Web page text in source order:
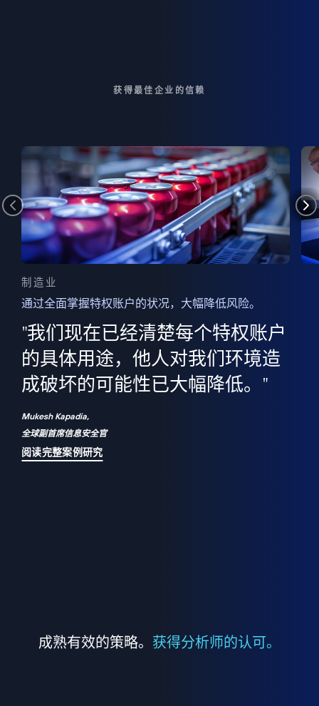
获得最佳企业的信赖
制造业
通过全面掌握特权账户的状况，大幅降低风险。
"我们现在已经清楚每个特权账户
的具体用途，他人对我们环境造
成破坏的可能性已大幅降低。"
Mukesh Kapadia,
全球副首席信息安全官
阅读完整案例研究
成熟有效的策略。 获得分析师的认可。